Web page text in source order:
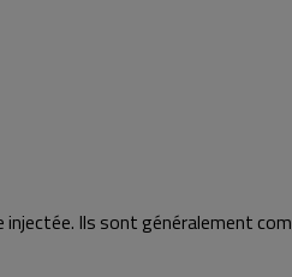
Ils sont généralement